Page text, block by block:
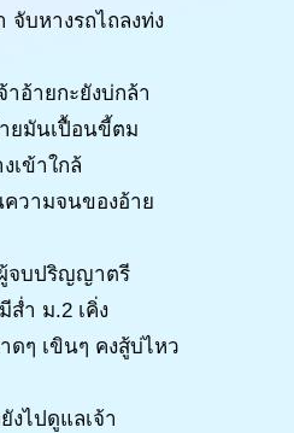
จับหางรถไถลงท่ง
อ้ายกะยังบ่กล้า
ยมันเปื้อนขี้ตม
เข้าใกล้
ความจนของอ้าย
จบปริญญาตรี
ส่ำ ม.2 เคิ่ง
ดๆ เขินๆ คงสู้บ่ไหว
งไปดูแลเจ้า